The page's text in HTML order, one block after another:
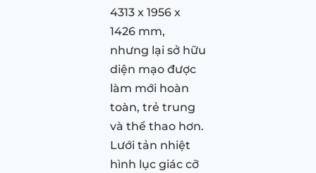
4313 x 1956 x
1426 mm,
nhưng lại sở hữu
diện mạo được
làm mới hoàn
toàn, trẻ trung
và thể thao hơn.
Lưới tản nhiệt
hình lục giác cỡ